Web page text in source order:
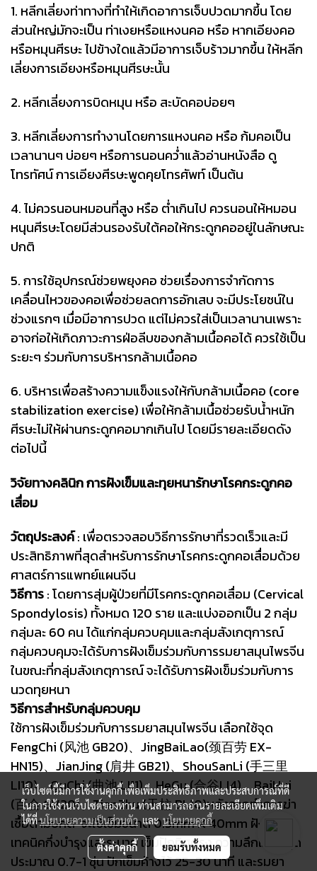
1. หลีกเลี่ยงท่าทางที่ทำให้เกิดอาการเจ็บปวดมากขึ้น โดย
ส่วนใหญ่มักจะเป็น ท่าเงยหรือแหงนคอ หรือ หากเอียงคอ
หรือหมุนศีรษะ ไปข้างใดแล้วมีอาการเจ็บร้าวมากขึ้น ให้หลีก
เลี่ยงการเอียงหรือหมุนศีรษะนั้น
2. หลีกเลี่ยงการบิดหมุน หรือ สะบัดคอบ่อยๆ
3. หลีกเลี่ยงการทำงานโดยการแหงนคอ หรือ ก้มคอเป็น
เวลานานๆ บ่อยๆ หรือการนอนคว่ำแล้วอ่านหนังสือ ดู
โทรทัศน์ การเอียงศีรษะพูดคุยโทรศัพท์ เป็นต้น
4. ไม่ควรนอนหมอนที่สูง หรือ ต่ำเกินไป ควรนอนให้หมอน
หนุนศีรษะโดยมีส่วนรองรับใต้คอให้กระดูกคออยู่ในลักษณะ
ปกติ
5. การใช้อุปกรณ์ช่วยพยุงคอ ช่วยเรื่องการจำกัดการ
เคลื่อนไหวของคอเพื่อช่วยลดการอักเสบ จะมีประโยชน์ใน
ช่วงแรกๆ เมื่อมีอาการปวด แต่ไม่ควรใส่เป็นเวลานานเพราะ
อาจก่อให้เกิดภาวะการฝ่อลีบของกล้ามเนื้อคอได้ ควรใช้เป็น
ระยะๆ ร่วมกับการบริหารกล้ามเนื้อคอ
6. บริหารเพื่อสร้างความแข็งแรงให้กับกล้ามเนื้อคอ (core
stabilization exercise) เพื่อให้กล้ามเนื้อช่วยรับน้ำหนัก
ศีรษะไม่ให้ผ่านกระดูกคอมากเกินไป โดยมีรายละเอียดดัง
ต่อไปนี้
วิจัยทางคลินิก การฝังเข็มและทุยหนารักษาโรคกระดูกคอ
เสื่อม
วัตถุประสงค์: เพื่อตรวจสอบวิธีการรักษาที่รวดเร็วและมี
ประสิทธิภาพที่สุดสำหรับการรักษาโรคกระดูกคอเสื่อมด้วย
ศาสตร์การแพทย์แผนจีน
วิธีการ: โดยการสุ่มผู้ป่วยที่มีโรคกระดูกคอเสื่อม (Cervical
Spondylosis) ทั้งหมด 120 ราย และแบ่งออกเป็น 2 กลุ่ม
กลุ่มละ 60 คน ได้แก่กลุ่มควบคุมและกลุ่มสังเกตุการณ์
กลุ่มควบคุมจะได้รับการฝังเข็มร่วมกับการรมยาสมุนไพรจีน
ในขณะที่กลุ่มสังเกตุการณ์ จะได้รับการฝังเข็มร่วมกับการ
นวดทุยหนา
วิธีการสำหรับกลุ่มควบคุม
ใช้การฝังเข็มร่วมกับการรมยาสมุนไพรจีน เลือกใช้จุด
FengChi (风池 GB20)、JingBaiLao(颈百劳 EX-
HN15)、JianJing (肩井 GB21)、ShouSanLi (手三里
LI10)、QuChi (曲池 LI11)、HeGu (合谷LI4)、BaiHui
(百会 GV20)、TianZhu (天柱 BL10)หลังจากทำการฆ่า
เชื้อตามปกติ จะใช้เข็มขนาด 0.3mm X 40mm ฝังด้วย
เทคนิคกึ่งบำรุงและระบาย เข็มปักทิศตรง ความลึกแต่ละจุด
ประมาณ 0.7-1 ชุ่น ปักเข็มค้างไว้ 25-30 นาที และรมยา
เว็บไซต์นี้มีการใช้งานคุกกี้ เพื่อเพิ่มประสิทธิภาพและประสบการณ์ที่ดี
ในการใช้งานเว็บไซต์ของท่าน ท่านสามารถอ่านรายละเอียดเพิ่มเติม
ได้ที่นโยบายความเป็นส่วนตัวและนโยบายคุกกี้
ตั้งค่าคุกกี้ ยอมรับทั้งหมด